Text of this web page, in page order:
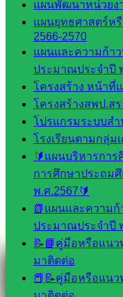
แผนพัฒนาหน่วยง
แผนยุทธศาสตร์ห
2566-2570
แผนและความก้า
ประมาณประจำปี
โครงสร้าง หน้าที่
โครงสร้างสพป.สร
โปรแกรมระบบสำ
โรงเรียนตามกลุ่ม
🔰แผนบริหารกา
การศึกษาประถม
พ.ศ.2567🔰
📗แผนและความก้
ประมาณประจำปี
📝📘คู่มือหรือแนว
มาติดต่อ
📕📝คู่มือหรือแนว
Line
Tel 037-232263:
Messenger
Facebook